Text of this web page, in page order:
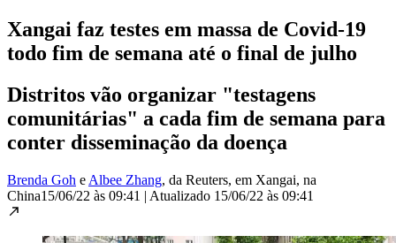
Xangai faz testes em massa de Covid-19
todo fim de semana até o final de julho
Distritos vão organizar "testagens
comunitárias" a cada fim de semana para
conter disseminação da doença
Brenda Goh e Albee Zhang, da Reuters, em Xangai, na
China15/06/22 às 09:41 | Atualizado 15/06/22 às 09:41